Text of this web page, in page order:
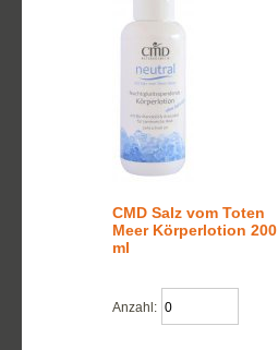
CMD Salz vom Toten
Meer Körperlotion 200
ml
Anzahl: